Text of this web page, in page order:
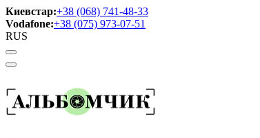
Киевстар:+38 (068) 741-48-33
Vodafone:+38 (075) 973-07-51
RUS